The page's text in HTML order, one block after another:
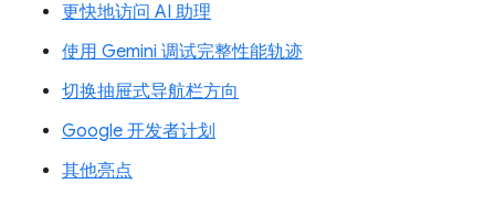
更快地访问 AI 助理
使用 Gemini 调试完整性能轨迹
切换抽屉式导航栏方向
Google 开发者计划
其他亮点